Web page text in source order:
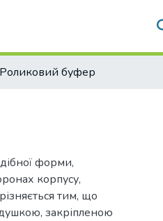
Роликовий буфер
форми,
корпусу,
тим, що
закріпленою